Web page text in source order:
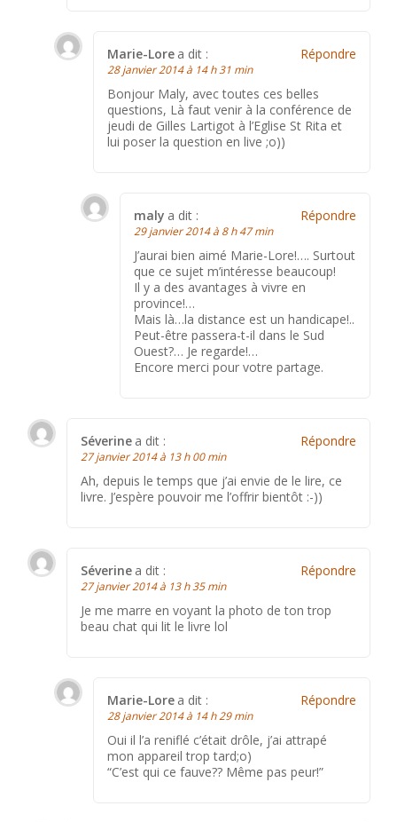
Marie-Lore a dit :
28 janvier 2014 à 14 h 31 min
Bonjour Maly, avec toutes ces belles
questions, Là faut venir à la conférence de
jeudi de Gilles Lartigot à l’Eglise St Rita et
lui poser la question en live ;o))
Répondre
maly a dit :
29 janvier 2014 à 8 h 47 min
J’aurai bien aimé Marie-Lore!…. Surtout
que ce sujet m’intéresse beaucoup!
Il y a des avantages à vivre en
province!…
Mais là…la distance est un handicape!..
Peut-être passera-t-il dans le Sud
Ouest?… Je regarde!…
Encore merci pour votre partage.
Répondre
Séverine a dit :
27 janvier 2014 à 13 h 00 min
Ah, depuis le temps que j’ai envie de le lire, ce
livre. J’espère pouvoir me l’offrir bientôt :-))
Répondre
Séverine a dit :
27 janvier 2014 à 13 h 35 min
Je me marre en voyant la photo de ton trop
beau chat qui lit le livre lol
Répondre
Marie-Lore a dit :
28 janvier 2014 à 14 h 29 min
Oui il l’a reniflé c’était drôle, j’ai attrapé
mon appareil trop tard;o)
“C’est qui ce fauve?? Même pas peur!”
Répondre